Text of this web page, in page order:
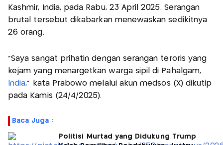
Kashmir, India, pada Rabu, 23 April 2025. Serangan
brutal tersebut dikabarkan menewaskan sedikitnya
26 orang.
"Saya sangat prihatin dengan serangan teroris yang
kejam yang menargetkan warga sipil di Pahalgam,
India," kata Prabowo melalui akun medsos (X) dikutip
pada Kamis (24/4/2025).
Baca Juga :
Politisi Murtad yang Didukung Trump